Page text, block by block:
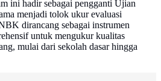
ini hadir sebagai pengganti Ujian
menjadi tolok ukur evaluasi
dirancang sebagai instrumen
untuk mengukur kualitas
mulai dari sekolah dasar hingga